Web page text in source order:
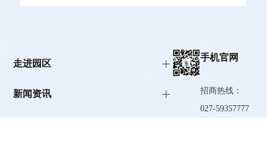
走进园区
新闻资讯
手机官网
招商热线：
027-59357777